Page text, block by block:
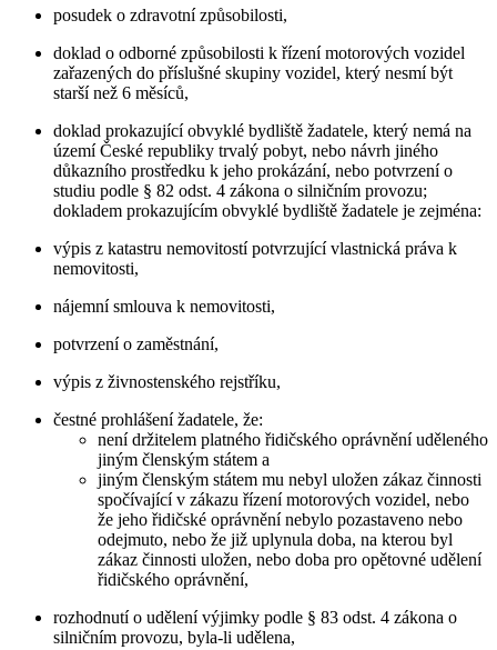
posudek o zdravotní způsobilosti,
doklad o odborné způsobilosti k řízení motorových vozidel
zařazených do příslušné skupiny vozidel, který nesmí být
starší než 6 měsíců,
doklad prokazující obvyklé bydliště žadatele, který nemá na
území České republiky trvalý pobyt, nebo návrh jiného
důkazního prostředku k jeho prokázání, nebo potvrzení o
studiu podle § 82 odst. 4 zákona o silničním provozu;
dokladem prokazujícím obvyklé bydliště žadatele je zejména:
výpis z katastru nemovitostí potvrzující vlastnická práva k
nemovitosti,
nájemní smlouva k nemovitosti,
potvrzení o zaměstnání,
výpis z živnostenského rejstříku,
čestné prohlášení žadatele, že:
není držitelem platného řidičského oprávnění uděleného
jiným členským státem a
jiným členským státem mu nebyl uložen zákaz činnosti
spočívající v zákazu řízení motorových vozidel, nebo
že jeho řidičské oprávnění nebylo pozastaveno nebo
odejmuto, nebo že již uplynula doba, na kterou byl
zákaz činnosti uložen, nebo doba pro opětovné udělení
řidičského oprávnění,
rozhodnutí o udělení výjimky podle § 83 odst. 4 zákona o
silničním provozu, byla-li udělena,